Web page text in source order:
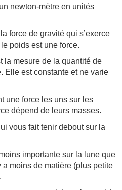
newton-mètre en unités
force de gravité qui s’exerce
poids est une force.
la mesure de la quantité de
Elle est constante et ne varie
une force les uns sur les
dépend de leurs masses.
vous fait tenir debout sur la
importante sur la lune que
a moins de matière (plus petite